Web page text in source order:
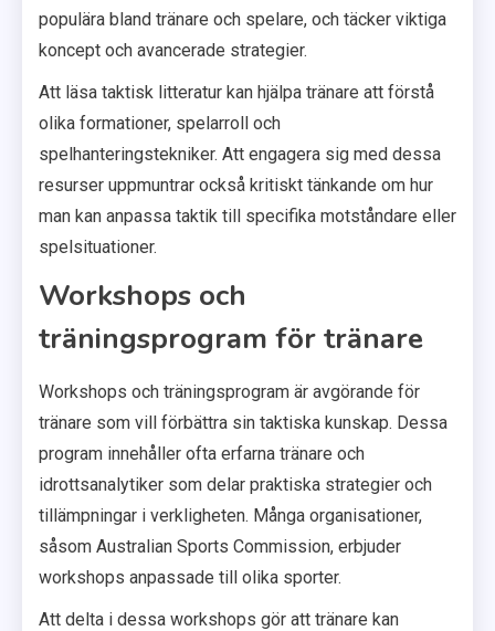
populära bland tränare och spelare, och täcker viktiga
koncept och avancerade strategier.
Att läsa taktisk litteratur kan hjälpa tränare att förstå
olika formationer, spelarroll och
spelhanteringstekniker. Att engagera sig med dessa
resurser uppmuntrar också kritiskt tänkande om hur
man kan anpassa taktik till specifika motståndare eller
spelsituationer.
Workshops och
träningsprogram för tränare
Workshops och träningsprogram är avgörande för
tränare som vill förbättra sin taktiska kunskap. Dessa
program innehåller ofta erfarna tränare och
idrottsanalytiker som delar praktiska strategier och
tillämpningar i verkligheten. Många organisationer,
såsom Australian Sports Commission, erbjuder
workshops anpassade till olika sporter.
Att delta i dessa workshops gör att tränare kan